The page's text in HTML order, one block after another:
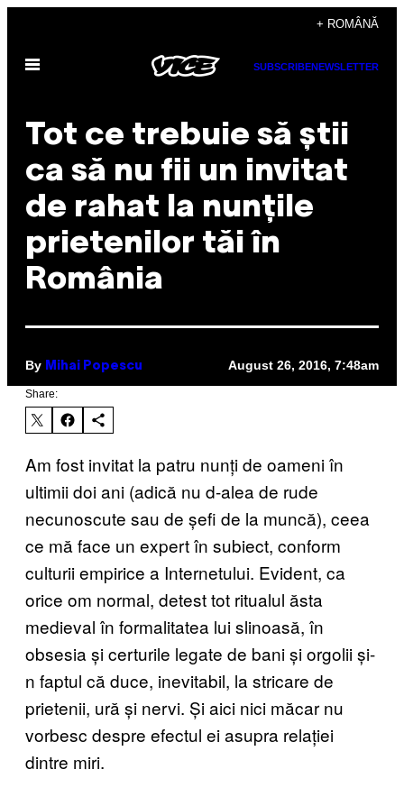
content
+ ROMÂNĂ
Open
SUBSCRIBENEWSLETTER
Tot ce trebuie să știi
ca să nu fii un invitat
de rahat la nunțile
prietenilor tăi în
România
By Mihai Popescu August 26, 2016, 7:48am
Share:
Am fost invitat la patru nunți de oameni în
ultimii doi ani (adică nu d-alea de rude
necunoscute sau de șefi de la muncă), ceea
ce mă face un expert în subiect, conform
culturii empirice a Internetului. Evident, ca
orice om normal, detest tot ritualul ăsta
medieval în formalitatea lui slinoasă, în
obsesia și certurile legate de bani și orgolii și-
n faptul că duce, inevitabil, la stricare de
prietenii, ură și nervi. Și aici nici măcar nu
vorbesc despre efectul ei asupra relației
dintre miri.